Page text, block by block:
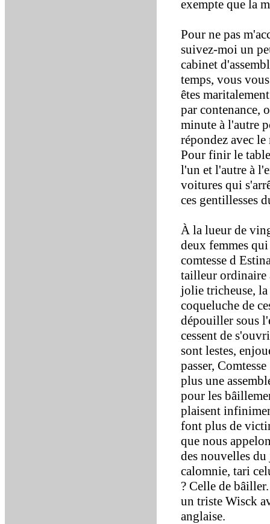
exempte que la
Pour ne pas
suivez-moi un
cabinet
temps, vous
êtes
par contenance,
minute à l'autre
répondez avec
Pour finir le
l'un et l'autre à
voitures qui
ces gentillesses
À la lueur de
deux femmes
comtesse d
tailleur ordinaire
jolie tricheuse, la
coqueluche de
dépouiller sous
cessent de
sont lestes,
passer,
plus une
pour les
plaisent
font plus de
que nous
des nouvelles
calomnie, tari
? Celle de
un triste Wisck
anglaise.